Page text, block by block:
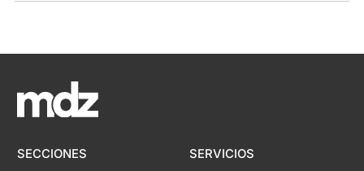
SECCIONES SERVICIOS